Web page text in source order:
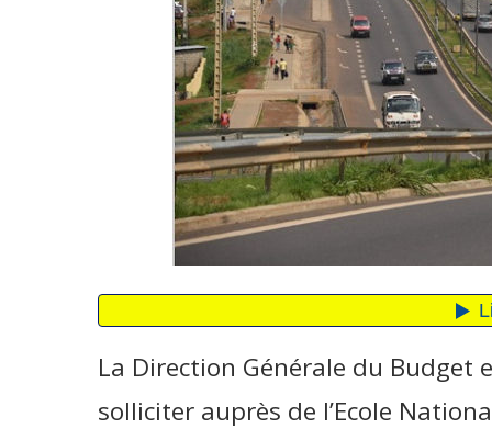
La Direction Générale du Budget
solliciter auprès de l’Ecole